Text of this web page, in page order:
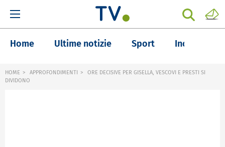
Home Ultime notizie Sport Inchieste
HOME APPROFONDIMENTI
ORE DECISIVE PER GISELLA, VESCOVI E PRESTI SI
DIVIDONO